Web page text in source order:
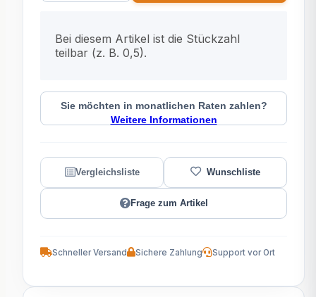
Bei diesem Artikel ist die Stückzahl
teilbar (z. B. 0,5).
Sie möchten in monatlichen Raten zahlen?
Weitere Informationen
Frage zum Artikel
Schneller Versand Sichere Zahlung Support vor Ort